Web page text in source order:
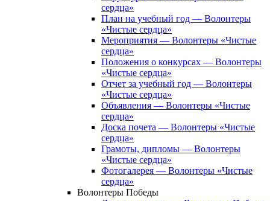
сердца»
План на учебный год — Волонтеры
«Чистые сердца»
Мероприятия — Волонтеры «Чистые
сердца»
Положения о конкурсах — Волонтеры
«Чистые сердца»
Отчет за учебный год — Волонтеры
«Чистые сердца»
Объявления — Волонтеры «Чистые
сердца»
Доска почета — Волонтеры «Чистые
сердца»
Грамоты, дипломы — Волонтеры
«Чистые сердца»
Фотогалерея — Волонтеры «Чистые
сердца»
Волонтеры Победы